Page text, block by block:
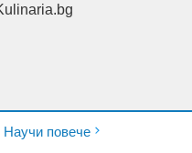
Научи повече
Kulinaria.bg